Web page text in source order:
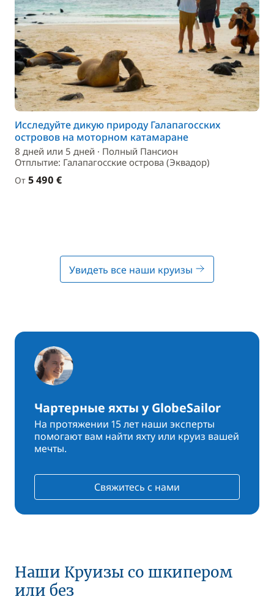
Исследуйте дикую природу Галапагосских
островов на моторном катамаране
8 дней или 5 дней · Полный Пансион
Отплытие: Галапагосские острова (Эквадор)
От 5 490 €
Увидеть все наши круизы
Чартерные яхты у GlobeSailor
На протяжении 15 лет наши эксперты
помогают вам найти яхту или круиз вашей
мечты.
Свяжитесь с нами
Наши Круизы со шкипером
или без